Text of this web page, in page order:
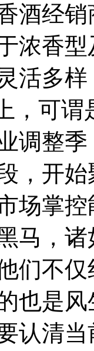
酒经
浓香
活多
，可
整季
，开
场掌
马，
们不
也是
认清